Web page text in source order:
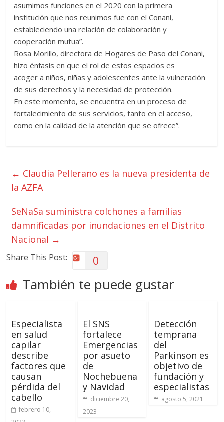
asumimos funciones en el 2020 con la primera
institución que nos reunimos fue con el Conani,
estableciendo una relación de colaboración y
cooperación mutua”.
Rosa Morillo, directora de Hogares de Paso del Conani,
hizo énfasis en que el rol de estos espacios es
acoger a niños, niñas y adolescentes ante la vulneración
de sus derechos y la necesidad de protección.
En este momento, se encuentra en un proceso de
fortalecimiento de sus servicios, tanto en el acceso,
como en la calidad de la atención que se ofrece”.
← Claudia Pellerano es la nueva presidenta de
la AZFA
SeNaSa suministra colchones a familias
damnificadas por inundaciones en el Distrito
Nacional →
Share This Post: 0
También te puede gustar
Especialista
en salud
capilar
describe
factores que
causan
pérdida del
cabello
febrero 10,
El SNS
fortalece
Emergencias
por asueto
de
Nochebuena
y Navidad
diciembre 20,
2023
Detección
temprana
del
Parkinson es
objetivo de
fundación y
especialistas
agosto 5, 2021